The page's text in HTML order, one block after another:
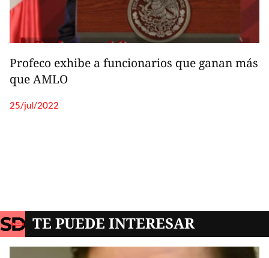
TE PUEDE INTERESAR